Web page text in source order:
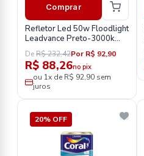
Comprar
Refletor Led 50w Floodlight
Leadvance Preto-3000k
5500lm Preto Bivolt
DeR$ 232,42Por R$ 92,90
R$ 88,26no pix
ou 1x de R$ 92,90 sem
juros
20% OFF